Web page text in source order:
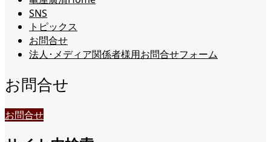
SNS
トピックス
お問合せ
法人･メディア関係者様用お問合せフォーム
お問合せ
お問合せ